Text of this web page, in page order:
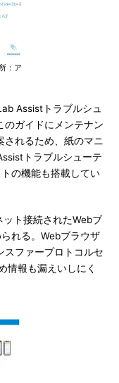
：ア
Assistトラブルシュ
のガイドにメンテナン
されるため、紙のマニ
トラブルシューテ
の機能も搭載してい
ト接続されたWebブ
れる。Webブラウザ
スファープロトコルセ
情報も漏えいしにく